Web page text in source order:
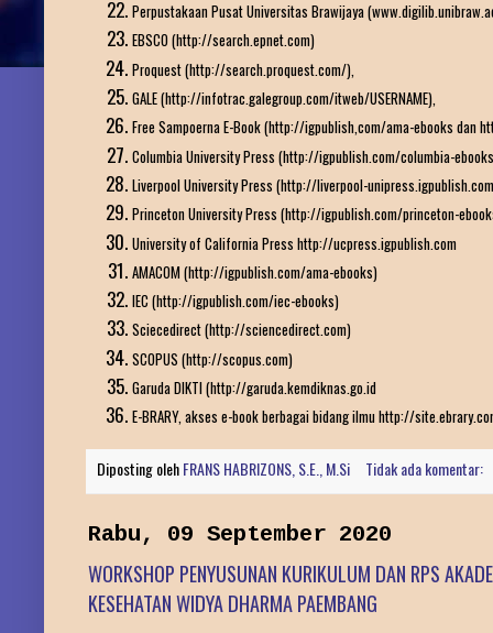
Perpustakaan Pusat Universitas Brawijaya
EBSCO (http://search.epnet.com)
Proquest (http://search.proquest.com/),
GALE (http://infotrac.galegroup.com/itweb/USERNAME),
Free Sampoerna E-Book (http://igpublish,com/ama-ebooks dan
Columbia University Press (http://igpublish.com/columbia-
Liverpool University Press (http://liverpool-
Princeton University Press (http://igpublish.com/princeton-
University of California Press http://ucpress.igpublish.com
AMACOM (http://igpublish.com/ama-ebooks)
IEC (http://igpublish.com/iec-ebooks)
Sciecedirect (http://sciencedirect.com)
SCOPUS (http://scopus.com)
Garuda DIKTI (http://garuda.kemdiknas.go.id
E-BRARY, akses e-book berbagai bidang ilmu http://
Diposting olehFRANS HABRIZONS, S.E., M.Si Tidak ada komentar:
Rabu, 09 September 2020
WORKSHOP PENYUSUNAN KURIKULUM DAN RPS
KESEHATAN WIDYA DHARMA PAEMBANG